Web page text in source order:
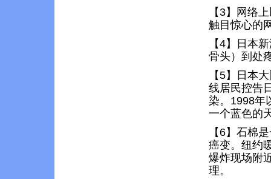
【3】网络
触目惊心的
【4】日本
骨头）到处
【5】日本
线居民控告
染。1998年
一个蓝色的
【6】石棉
癌变。纽约
爆炸现场附
理。